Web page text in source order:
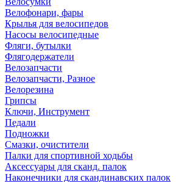
Велофонари, фары
Крылья для велосипедов
Насосы велосипедные
Фляги, бутылки
Флягодержатели
Велозапчасти
Велозапчасти, Разное
Велорезина
Грипсы
Ключи, Инструмент
Педали
Подножки
Смазки, очистители
Палки для спортивной ходьбы
Аксессуары для сканд. палок
Наконечники для скандинавских палок